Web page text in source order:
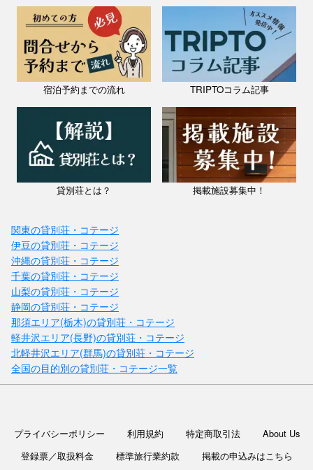
宿泊予約までの流れ TRIPTOコラム記事
貸別荘とは？ 掲載施設募集中！
関東の貸別荘・コテージ
伊豆の貸別荘・コテージ
沖縄の貸別荘・コテージ
千葉の貸別荘・コテージ
山梨の貸別荘・コテージ
静岡の貸別荘・コテージ
那須エリア(栃木)の貸別荘・コテージ
軽井沢エリア(長野)の貸別荘・コテージ
北軽井沢エリア(群馬)の貸別荘・コテージ
全国の目的別の貸別荘・コテージ一覧
プライバシーポリシー 利用規約 特定商取引法
About Us
登録票／取扱料金
標準旅行業約款 掲載の申込みはこちら